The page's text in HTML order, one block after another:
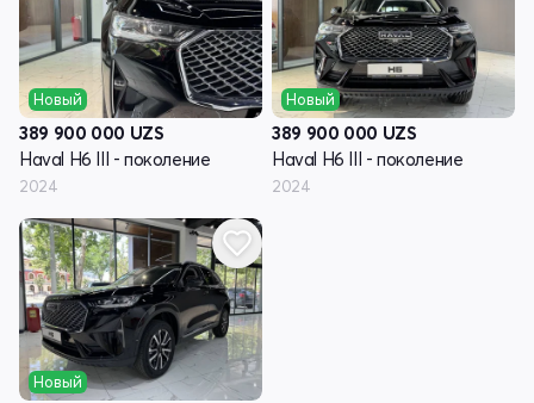
Новый
389 900 000 UZS
Haval H6 III - поколение
2024
Новый
389 900 000 UZS
Haval H6 III - поколение
2024
Новый